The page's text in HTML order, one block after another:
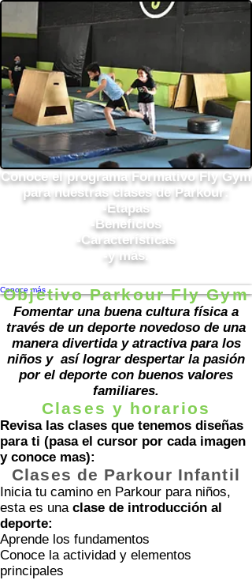
Conoce el programa Formativo Fly Gym
para nuestras clases de Parkour:
-Etapas
-Beneficios
-Características
-y más.
Conoce más
Objetivo Parkour Fly Gym
Fomentar una buena cultura física a
través de un deporte novedoso de una
manera divertida y atractiva para los
niños y así lograr despertar la pasión
por el deporte con buenos valores
familiares.
Clases y horarios
Revisa las clases que tenemos diseñas
para ti (pasa el cursor por cada imagen
y conoce mas):
Clases de Parkour Infantil
Inicia tu camino en Parkour para niños,
esta es una clase de introducción al
deporte:
Aprende los fundamentos
Conoce la actividad y elementos
principales